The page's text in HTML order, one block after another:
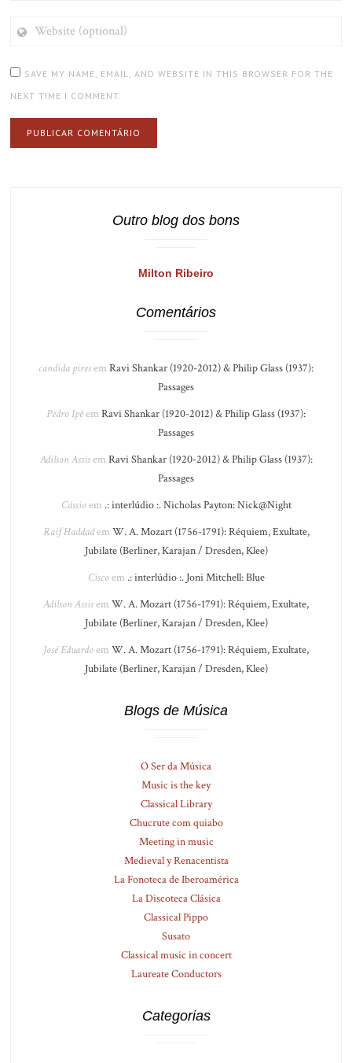
(OPTIONAL)
SAVE MY NAME, EMAIL, AND WEBSITE IN THIS BROWSER FOR THE
NEXT TIME I COMMENT.
Outro blog dos bons
Milton Ribeiro
Comentários
candida piresem Ravi Shankar (1920-2012) & Philip Glass (1937):
Passages
Pedro Ipêem Ravi Shankar (1920-2012) & Philip Glass (1937):
Passages
Adilson Assisem Ravi Shankar (1920-2012) & Philip Glass (1937):
Passages
Cássioem .: interlúdio :. Nicholas Payton: Nick@Night
Raif Haddadem W. A. Mozart (1756-1791): Réquiem, Exultate,
Jubilate (Berliner, Karajan / Dresden, Klee)
Ciscoem .: interlúdio :. Joni Mitchell: Blue
Adilson Assisem W. A. Mozart (1756-1791): Réquiem, Exultate,
Jubilate (Berliner, Karajan / Dresden, Klee)
José Eduardoem W. A. Mozart (1756-1791): Réquiem, Exultate,
Jubilate (Berliner, Karajan / Dresden, Klee)
Blogs de Música
O Ser da Música
Music is the key
Classical Library
Chucrute com quiabo
Meeting in music
Medieval y Renacentista
La Fonoteca de Iberoamérica
La Discoteca Clásica
Classical Pippo
Susato
Classical music in concert
Laureate Conductors
Categorias